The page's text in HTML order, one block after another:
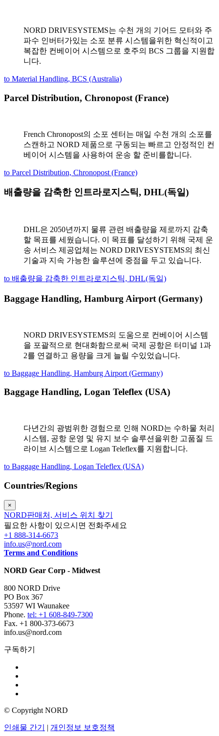
NORD DRIVESYSTEMS는 수천 개의 기어드 모터와 주
파수 인버터가있는 소포 분류 시스템을위한 혁신적이고
복잡한 컨베이어 시스템으로 호주의 BCS 그룹을 지원합
니다.
to Material Handling, BCS (Australia)
Parcel Distribution, Chronopost (France)
French Chronopost의 소포 센터는 매일 수천 개의 소포를
스캔하고 NORD 제품으로 구동되는 빠르고 안정적인 컨
베이어 시스템을 사용하여 운송 할 준비를합니다.
to Parcel Distribution, Chronopost (France)
배출량을 감축한 인트라로지스틱, DHL(독일)
DHL은 2050년까지 물류 관련 배출량을 제로까지 감축
할 목표를 세웠습니다. 이 목표를 달성하기 위해 국제 운
송 서비스 제공업체는 NORD DRIVESYSTEMS의 최신
기술과 지속 가능한 솔루션에 중점을 두고 있습니다.
to 배출량을 감축한 인트라로지스틱, DHL(독일)
Baggage Handling, Hamburg Airport (Germany)
NORD DRIVESYSTEMS의 도움으로 컨베이어 시스템
을 포괄적으로 현대화함으로써 국제 공항은 터미널 1과
2를 연결하고 용량을 크게 늘릴 수있었습니다.
to Baggage Handling, Hamburg Airport (Germany)
Baggage Handling, Logan Teleflex (USA)
다년간의 광범위한 경험으로 인해 NORD는 수하물 처리
시스템, 공항 운영 및 유지 보수 솔루션을위한 고품질 드
라이브 시스템으로 Logan Teleflex를 지원합니다.
to Baggage Handling, Logan Teleflex (USA)
Countries/Regions
×
NORD판매처, 서비스 위치 찾기
필요한 사항이 있으시면 전화주세요
+1 888-314-6673
info.us@nord.com
Terms and Conditions
NORD Gear Corp - Midwest
800 NORD Drive
PO Box 367
53597 WI Waunakee
Phone. tel: +1 608-849-7300
Fax. +1 800-373-6673
info.us@nord.com
구독하기
© Copyright NORD
인쇄물 간기 | 개인정보 보호정책